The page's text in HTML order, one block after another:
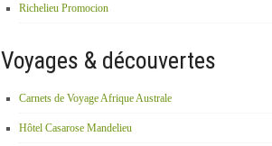
Richelieu Promocion
Voyages & découvertes
Carnets de Voyage Afrique Australe
Hôtel Casarose Mandelieu